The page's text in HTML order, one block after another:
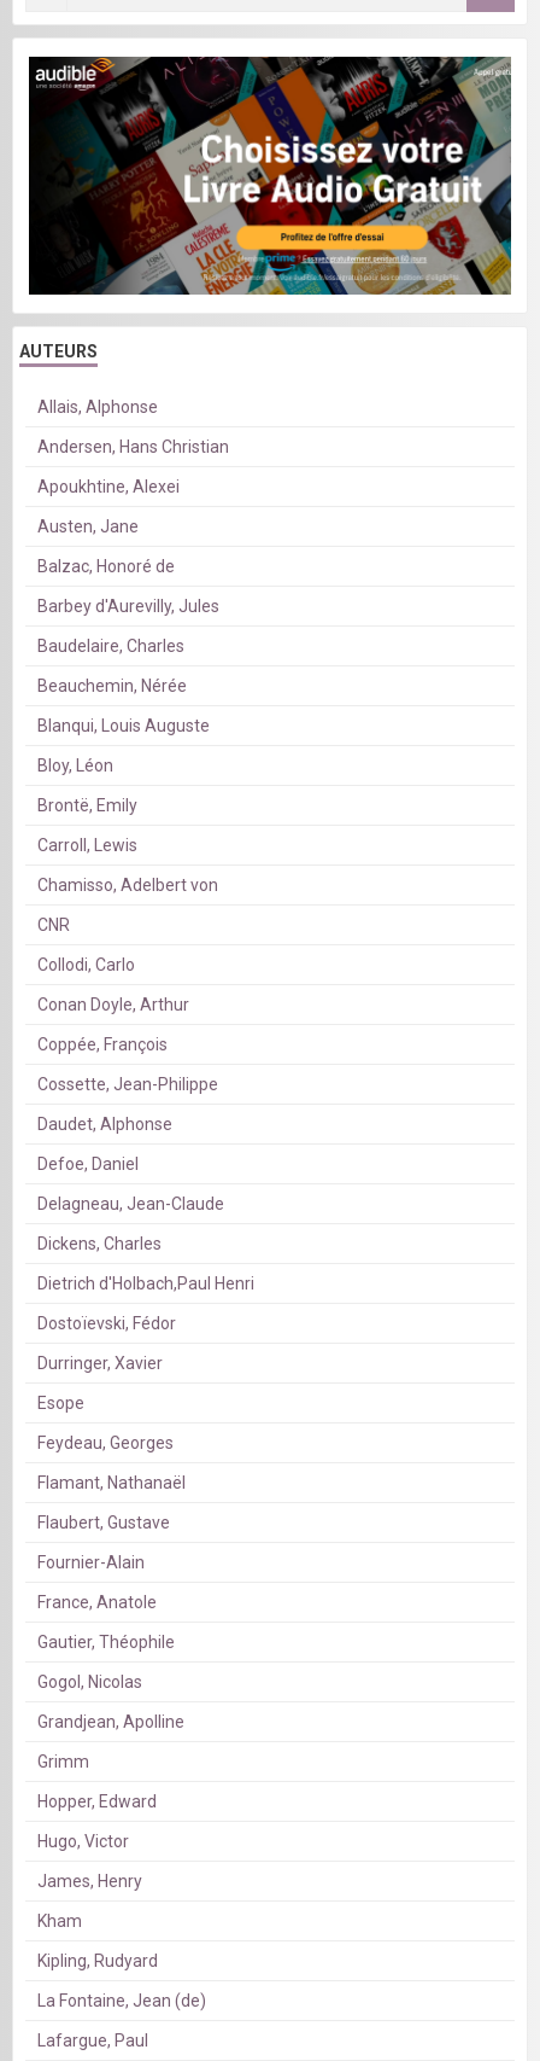
AUTEURS
Allais, Alphonse
Andersen, Hans Christian
Apoukhtine, Alexei
Austen, Jane
Balzac, Honoré de
Barbey d'Aurevilly, Jules
Baudelaire, Charles
Beauchemin, Nérée
Blanqui, Louis Auguste
Bloy, Léon
Brontë, Emily
Carroll, Lewis
Chamisso, Adelbert von
CNR
Collodi, Carlo
Conan Doyle, Arthur
Coppée, François
Cossette, Jean-Philippe
Daudet, Alphonse
Defoe, Daniel
Delagneau, Jean-Claude
Dickens, Charles
Dietrich d'Holbach,Paul Henri
Dostoïevski, Fédor
Durringer, Xavier
Esope
Feydeau, Georges
Flamant, Nathanaël
Flaubert, Gustave
Fournier-Alain
France, Anatole
Gautier, Théophile
Gogol, Nicolas
Grandjean, Apolline
Grimm
Hopper, Edward
Hugo, Victor
James, Henry
Kham
Kipling, Rudyard
La Fontaine, Jean (de)
Lafargue, Paul